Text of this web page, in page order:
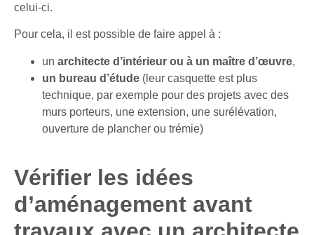
celui-ci.
Pour cela, il est possible de faire appel à :
un architecte d’intérieur ou à un maître d’œuvre,
un bureau d’étude (leur casquette est plus
technique, par exemple pour des projets avec des
murs porteurs, une extension, une surélévation,
ouverture de plancher ou trémie)
Vérifier les idées
d’aménagement avant